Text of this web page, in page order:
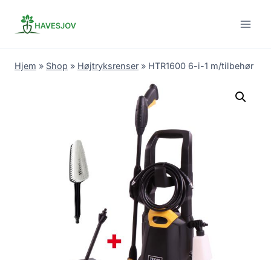
Hjem » Shop » Højtryksrenser » HTR1600 6-i-1 m/tilbehør